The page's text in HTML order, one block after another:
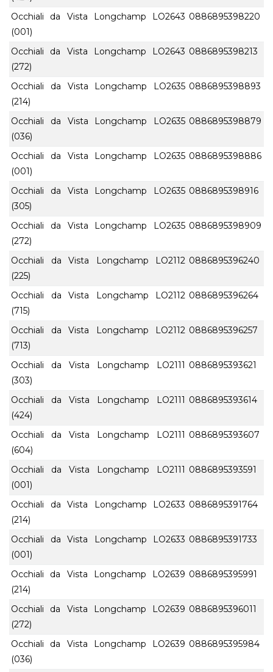
Occhiali da Vista Longchamp LO2643
(001)
0886895398220
Occhiali da Vista Longchamp LO2643
(272)
0886895398213
Occhiali da Vista Longchamp LO2635
(214)
0886895398893
Occhiali da Vista Longchamp LO2635
(036)
0886895398879
Occhiali da Vista Longchamp LO2635
(001)
0886895398886
Occhiali da Vista Longchamp LO2635
(305)
0886895398916
Occhiali da Vista Longchamp LO2635
(272)
0886895398909
Occhiali da Vista Longchamp LO2112
(225)
0886895396240
Occhiali da Vista Longchamp LO2112
(715)
0886895396264
Occhiali da Vista Longchamp LO2112
(713)
0886895396257
Occhiali da Vista Longchamp LO2111
(303)
0886895393621
Occhiali da Vista Longchamp LO2111
(424)
0886895393614
Occhiali da Vista Longchamp LO2111
(604)
0886895393607
Occhiali da Vista Longchamp LO2111
(001)
0886895393591
Occhiali da Vista Longchamp LO2633
(214)
0886895391764
Occhiali da Vista Longchamp LO2633
(001)
0886895391733
Occhiali da Vista Longchamp LO2639
(214)
0886895395991
Occhiali da Vista Longchamp LO2639
(272)
0886895396011
Occhiali da Vista Longchamp LO2639
(036)
0886895395984